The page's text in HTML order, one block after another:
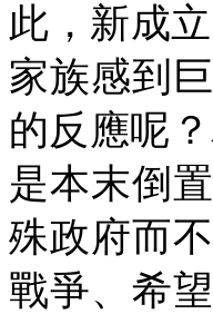
此，新成
家族感到
的反應呢
是本末倒
殊政府而
戰爭、希